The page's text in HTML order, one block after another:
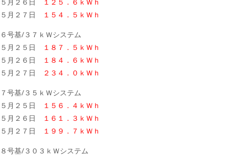
５月２７日
１５４．５ｋＷｈ
６号基/３７ｋＷシステム
５月２５日
１８７．５ｋＷｈ
５月２６日
１８４．６ｋＷｈ
５月２７日
２３４．０ｋＷｈ
７号基/３５ｋＷシステム
５月２５日
１５６．４ｋＷｈ
５月２６日
１６１．３ｋＷｈ
５月２７日
１９９．７ｋＷｈ
８号基/３０３ｋＷシステム